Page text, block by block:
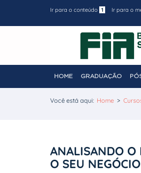
Ir para o conteúdo 1 Ir para o
HOME GRADUAÇÃO
Você está aqui: Home >
ANALISANDO O
O SEU NEGÓCIO